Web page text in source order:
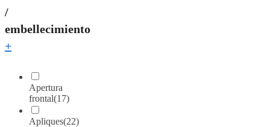
/
embellecimiento
+
Apertura
frontal(17)
Apliques(22)